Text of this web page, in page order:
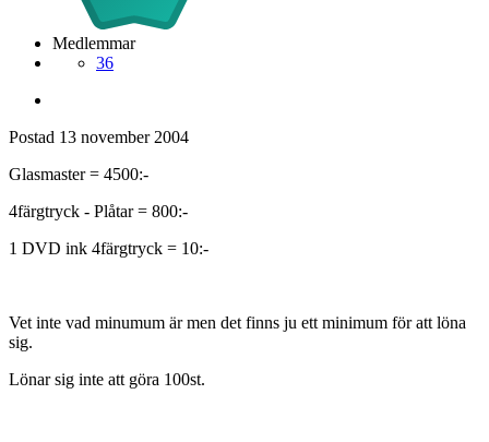
Medlemmar
36
Postad 13 november 2004
Glasmaster = 4500:-
4färgtryck - Plåtar = 800:-
1 DVD ink 4färgtryck = 10:-
Vet inte vad minumum är men det finns ju ett minimum för att löna
sig.
Lönar sig inte att göra 100st.